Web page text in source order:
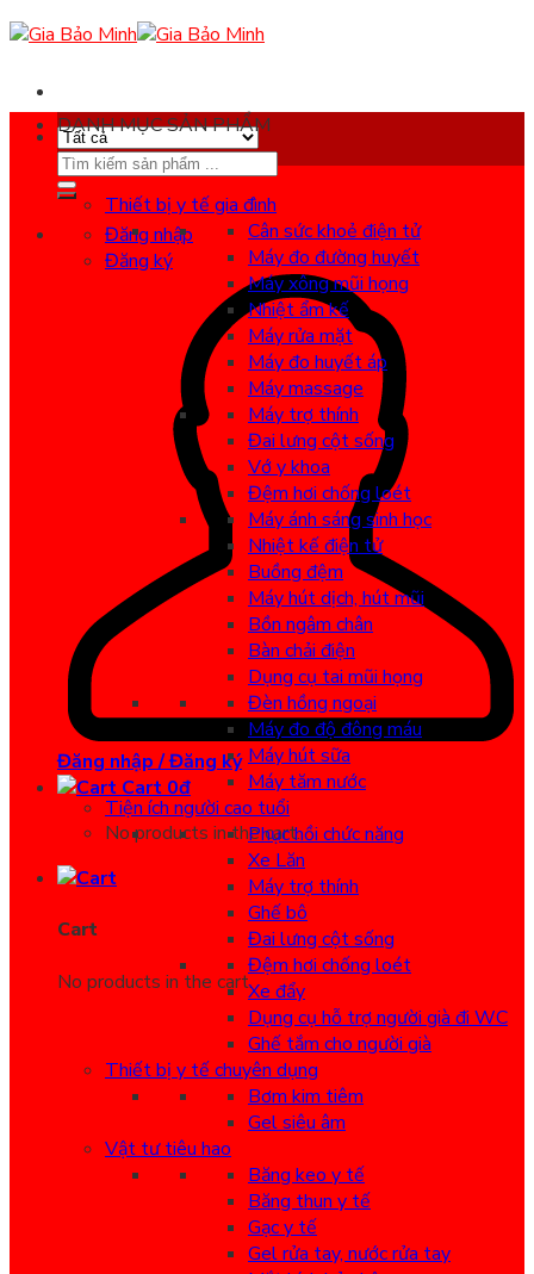
Skip
to
Search
for:
Đăng nhập
Đăng ký
Đăng nhập / Đăng ký
Cart 0đ
No products in the cart.
Cart
No products in the cart.
DANH MỤC SẢN PHẨM
Thiết bị y tế gia đình
Cân sức khoẻ điện tử
Máy đo đường huyết
Máy xông mũi họng
Nhiệt ẩm kế
Máy rửa mặt
Máy đo huyết áp
Máy massage
Máy trợ thính
Đai lưng cột sống
Vớ y khoa
Đệm hơi chống loét
Máy ánh sáng sinh học
Nhiệt kế điện tử
Buồng đệm
Máy hút dịch, hút mũi
Bồn ngâm chân
Bàn chải điện
Dụng cụ tai mũi họng
Đèn hồng ngoại
Máy đo độ đông máu
Máy hút sữa
Máy tăm nước
Tiện ích người cao tuổi
Phục hồi chức năng
Xe Lăn
Máy trợ thính
Ghế bô
Đai lưng cột sống
Đệm hơi chống loét
Xe đẩy
Dụng cụ hỗ trợ người già đi WC
Ghế tắm cho người già
Thiết bị y tế chuyên dụng
Bơm kim tiêm
Gel siêu âm
Vật tư tiêu hao
Băng keo y tế
Băng thun y tế
Gạc y tế
Gel rửa tay, nước rửa tay